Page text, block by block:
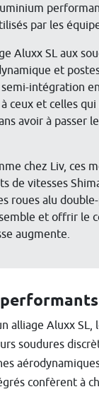
par les
Aluxx SL aux
et
intégration
ceux et celles
avoir à passer
chez Liv, ces
de vitesses
roues alu
et offrir le
augmente.
alliage Aluxx SL,
soudures
confèrent à